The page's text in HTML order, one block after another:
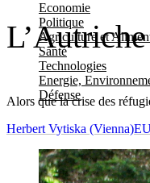
Economie
Politique
Agriculture et
Santé
Technologies
Energie,
Défense
Alors que la crise des
Herbert Vytiska (Vienna)